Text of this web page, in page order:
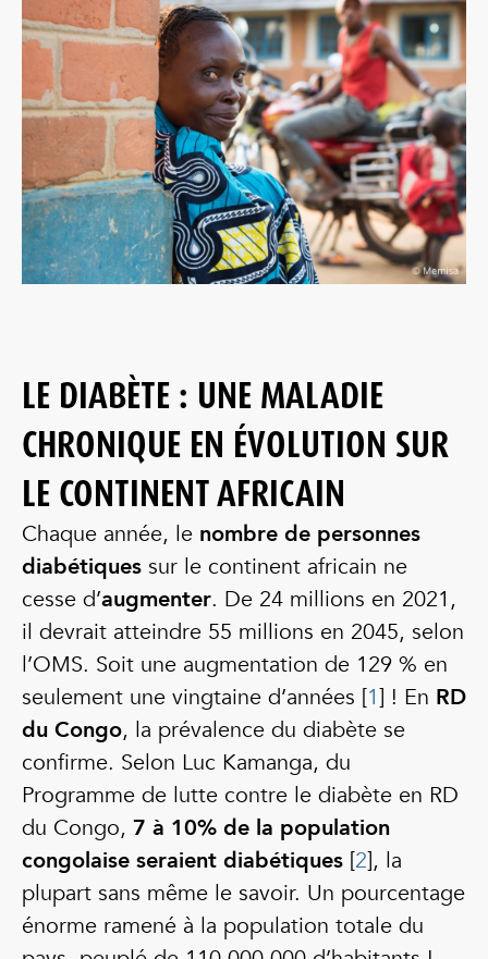
LE DIABÈTE : UNE MALADIE
CHRONIQUE EN ÉVOLUTION SUR
LE CONTINENT AFRICAIN
Chaque année, le nombre de personnes
diabétiques sur le continent africain ne
cesse d’augmenter. De 24 millions en 2021,
il devrait atteindre 55 millions en 2045, selon
l’OMS. Soit une augmentation de 129 % en
seulement une vingtaine d’années [1] ! En RD
du Congo, la prévalence du diabète se
confirme. Selon Luc Kamanga, du
Programme de lutte contre le diabète en RD
du Congo, 7 à 10% de la population
congolaise seraient diabétiques [2], la
plupart sans même le savoir. Un pourcentage
énorme ramené à la population totale du